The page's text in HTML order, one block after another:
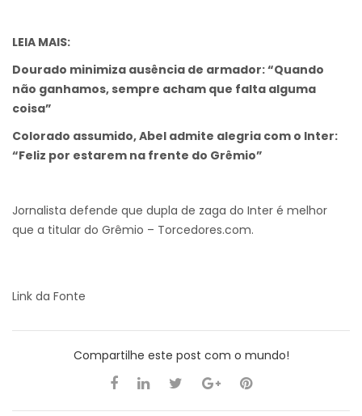
LEIA MAIS:
Dourado minimiza ausência de armador: “Quando
não ganhamos, sempre acham que falta alguma
coisa”
Colorado assumido, Abel admite alegria com o Inter:
“Feliz por estarem na frente do Grêmio”
Jornalista defende que dupla de zaga do Inter é melhor
que a titular do Grêmio – Torcedores.com.
Link da Fonte
Compartilhe este post com o mundo!